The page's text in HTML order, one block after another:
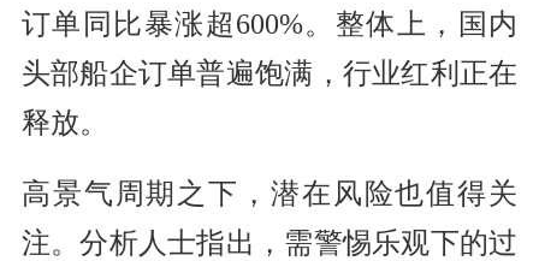
订单同比暴涨超600%。整体上，国内
头部船企订单普遍饱满，行业红利正在
释放。
高景气周期之下，潜在风险也值得关
注。分析人士指出，需警惕乐观下的过